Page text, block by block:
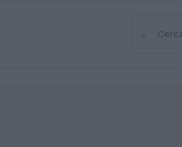
⌕Cerca